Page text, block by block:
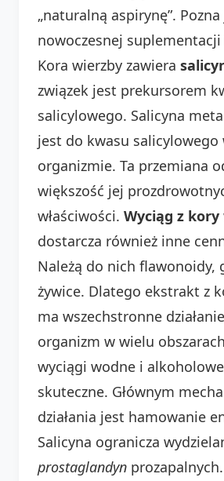
„naturalną aspirynę”.
nowoczesnej
Kora wierzby zawiera
związek jest prekursorem
salicylowego. Salicyna
jest do kwasu salicylowego
organizmie. Ta przemiana
większość jej
właściwości. Wyciąg z
dostarcza również inne
Należą do nich flawonoidy,
żywice. Dlatego ekstrakt z
ma wszechstronne
organizm w wielu
wyciągi wodne i
skuteczne. Głównym
działania jest hamowanie
Salicyna ogranicza
prostaglandyn